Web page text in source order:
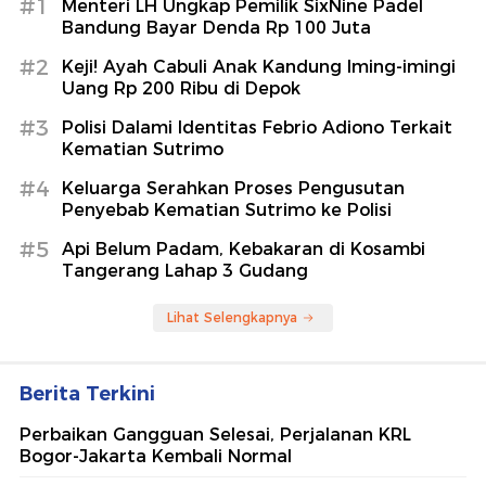
#1
Menteri LH Ungkap Pemilik SixNine Padel
Bandung Bayar Denda Rp 100 Juta
#2
Keji! Ayah Cabuli Anak Kandung Iming-imingi
Uang Rp 200 Ribu di Depok
#3
Polisi Dalami Identitas Febrio Adiono Terkait
Kematian Sutrimo
#4
Keluarga Serahkan Proses Pengusutan
Penyebab Kematian Sutrimo ke Polisi
#5
Api Belum Padam, Kebakaran di Kosambi
Tangerang Lahap 3 Gudang
Lihat Selengkapnya
Berita Terkini
Perbaikan Gangguan Selesai, Perjalanan KRL
Bogor-Jakarta Kembali Normal